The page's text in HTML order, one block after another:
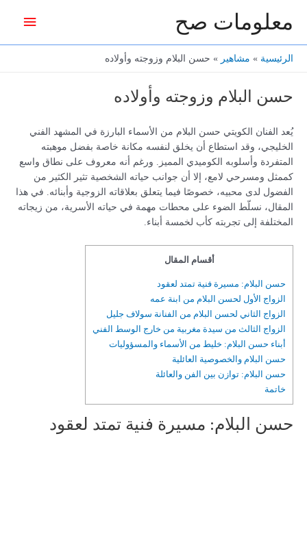
معلومات صح
الرئيسية مشاهير حسن البلام وزوجته وأولاده
حسن البلام وزوجته وأولاده
يُعد الفنان الكويتي حسن البلام من الأسماء البارزة في المشهد الفني
الخليجي، وقد استطاع أن يخلق لنفسه مكانة خاصة بفضل موهبته
المتفردة وأسلوبه الكوميدي المميز. ورغم أنه معروف على نطاق واسع
كممثل ومسرحي لامع، إلا أن جوانب حياته الشخصية تثير الكثير من
الفضول لدى محبيه، خصوصًا فيما يتعلق بعلاقاته الزوجية وأبنائه. في هذا
المقال، نسلّط الضوء على محطات مهمة في حياته الأسرية، من زيجاته
المختلفة إلى تجربته كأب لخمسة أبناء.
أقسام المقال
حسن البلام: مسيرة فنية تمتد لعقود
الزواج الأول لحسن البلام من ابنة عمه
الزواج الثاني لحسن البلام من الفنانة سولاف جليل
الزواج الثالث من سيدة مغربية من خارج الوسط الفني
أبناء حسن البلام: خليط من الأسماء والمسؤوليات
حسن البلام والخصوصية العائلية
حسن البلام: توازن بين الفن والعائلة
خاتمة
حسن البلام: مسيرة فنية تمتد لعقود